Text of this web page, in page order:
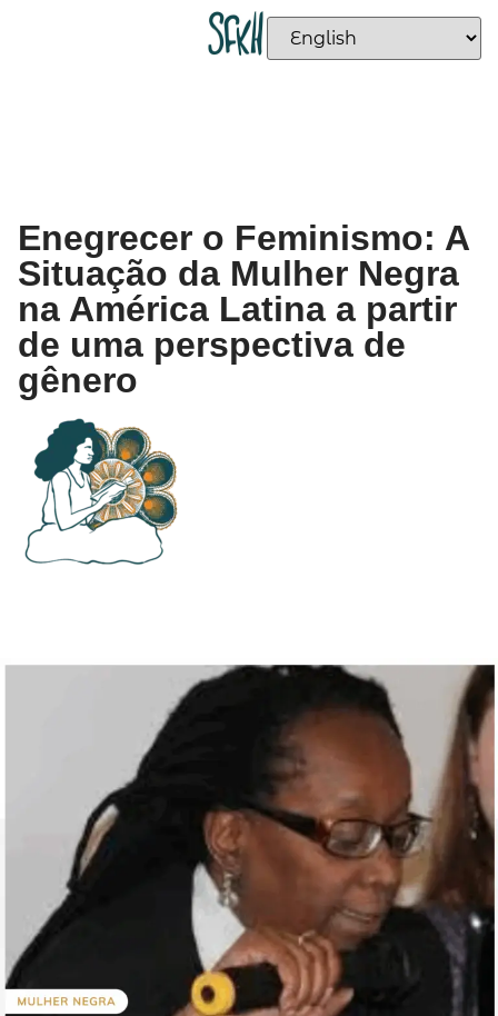
Enegrecer o Feminismo: A
Situação da Mulher Negra
na América Latina a partir
de uma perspectiva de
gênero